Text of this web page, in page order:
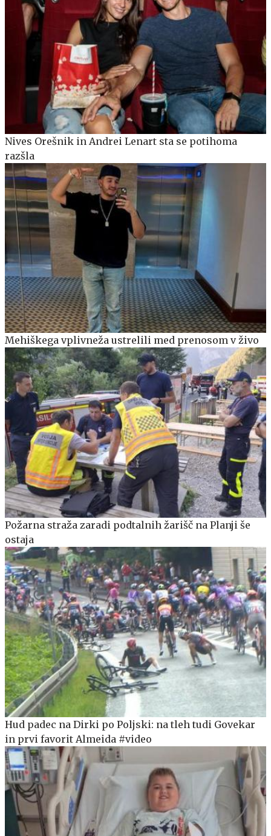
Nives Orešnik in Andrei Lenart sta se potihoma
razšla
Mehiškega vplivneža ustrelili med prenosom v živo
Požarna straža zaradi podtalnih žarišč na Planji še
ostaja
Hud padec na Dirki po Poljski: na tleh tudi Govekar
in prvi favorit Almeida #video